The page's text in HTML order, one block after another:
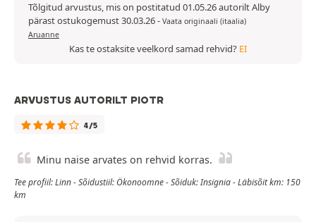
Tõlgitud arvustus, mis on postitatud 01.05.26 autorilt Alby
pärast ostukogemust 30.03.26- Vaata originaali (itaalia)
Aruanne
Kas te ostaksite veelkord samad rehvid? EI
ARVUSTUS AUTORILT PIOTR
4/5
Minu naise arvates on rehvid korras.
Tee profiil: Linn - Sõidustiil: Ökonoomne - Sõiduk: Insignia - Läbisõit km: 150
km